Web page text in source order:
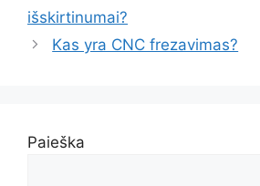
išskirtinumai?
Kas yra CNC frezavimas?
Paieška